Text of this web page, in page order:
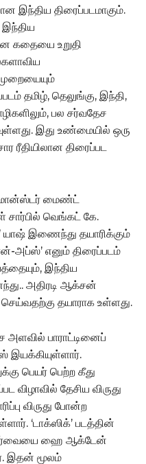
இந்திய திரைப்படமாகும்.
இந்திய
கதையை உறுதி
தமிழ், தெலுங்கு, இந்தி,
பல சர்வதேச
இது உண்மையில் ஒரு
திரைப்பட
மான்ஸ்டர் மைண்ட்
சார்பில் வெங்கட் கே.
யாஷ் இணைந்து தயாரிக்கும்
அப்ஸ்’ எனும் திரைப்படம்
இந்திய
அதிரடி ஆக்சன்
தயாராக உள்ளது.
பாராட்டினைப்
இயக்கியுள்ளார்.
பெயர் பெற்ற கீது
தேசிய விருது
விருது போன்ற
‘டாக்ஸிக்’ படத்தின்
ஹை ஆக்டேன்
இதன் மூலம்